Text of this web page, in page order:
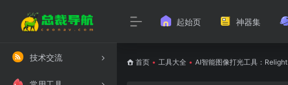
技术交流
起始页 神器集
首页 • 工具大全 • AI智能图像打光工具：Relight